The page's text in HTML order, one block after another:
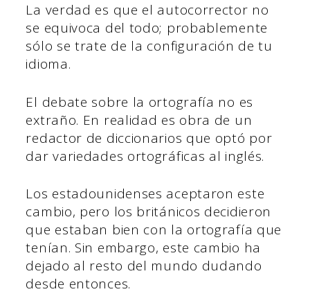
La verdad es que el autocorrector no
se equivoca del todo; probablemente
sólo se trate de la configuración de tu
idioma.
El debate sobre la ortografía no es
extraño. En realidad es obra de un
redactor de diccionarios que optó por
dar variedades ortográficas al inglés.
Los estadounidenses aceptaron este
cambio, pero los británicos decidieron
que estaban bien con la ortografía que
tenían. Sin embargo, este cambio ha
dejado al resto del mundo dudando
desde entonces.